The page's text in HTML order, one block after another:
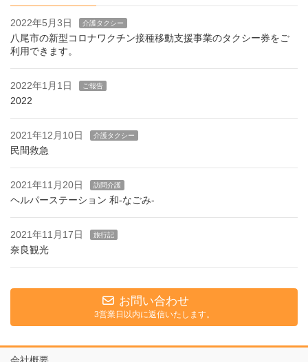
2022年5月3日 介護タクシー
八尾市の新型コロナワクチン接種移動支援事業のタクシー券をご
利用できます。
2022年1月1日 ご報告
2022
2021年12月10日 介護タクシー
民間救急
2021年11月20日 訪問介護
ヘルパーステーション 和-なごみ-
2021年11月17日 旅行記
奈良観光
お問い合わせ
3営業日以内に返信いたします。